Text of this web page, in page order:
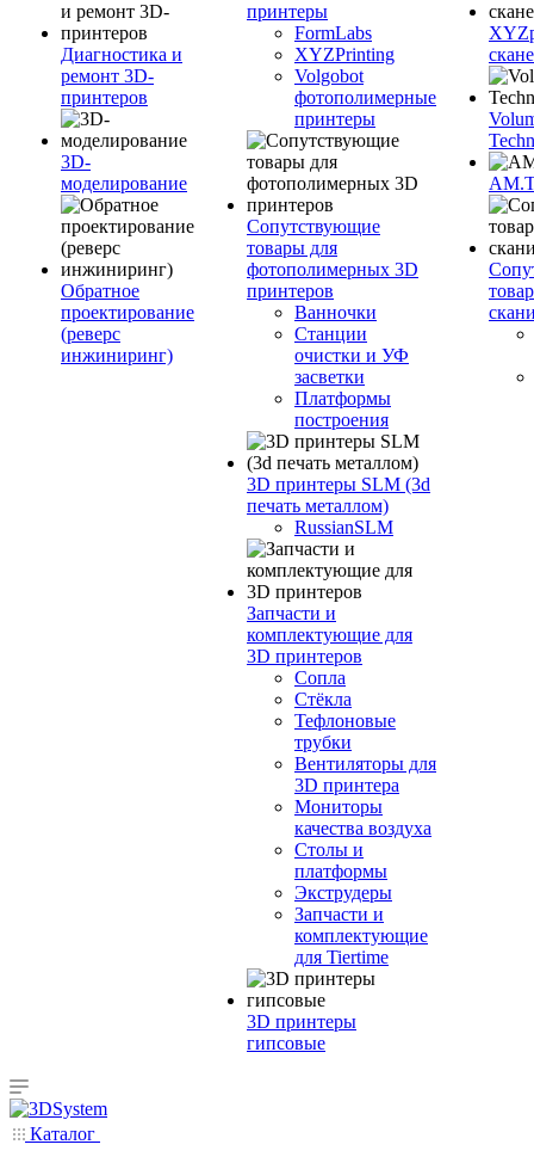
Диагностика и
ремонт 3D-
принтеров
3D-
моделирование
Обратное
проектирование
(реверс
инжиниринг)
принтеры
FormLabs
XYZPrinting
Volgobot
фотополимерные
принтеры
Сопутствующие
товары для
фотополимерных 3D
принтеров
Ванночки
Станции
очистки и УФ
засветки
Платформы
построения
3D принтеры SLM (3d
печать металлом)
RussianSLM
Запчасти и
комплектующие для
3D принтеров
Сопла
Cтёкла
Тефлоновые
трубки
Вентиляторы для
3D принтера
Мониторы
качества воздуха
Столы и
платформы
Экструдеры
Запчасти и
комплектующие
для Tiertime
3D принтеры
гипсовые
Каталог